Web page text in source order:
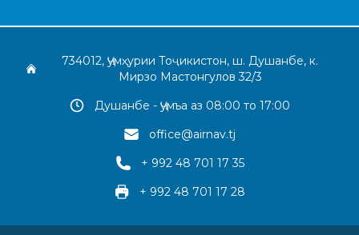
734012, Ҷумҳурии Тоҷикистон, ш. Душанбе, к.
Мирзо Мастонгулов 32/3
Душанбе - Ҷумъа аз 08:00 то 17:00
office@airnav.tj
+ 992 48 701 17 35
+ 992 48 701 17 28